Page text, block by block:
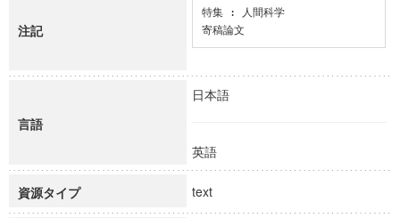
注記
特集 : 人間科学
寄稿論文
言語
日本語
英語
資源タイプ text